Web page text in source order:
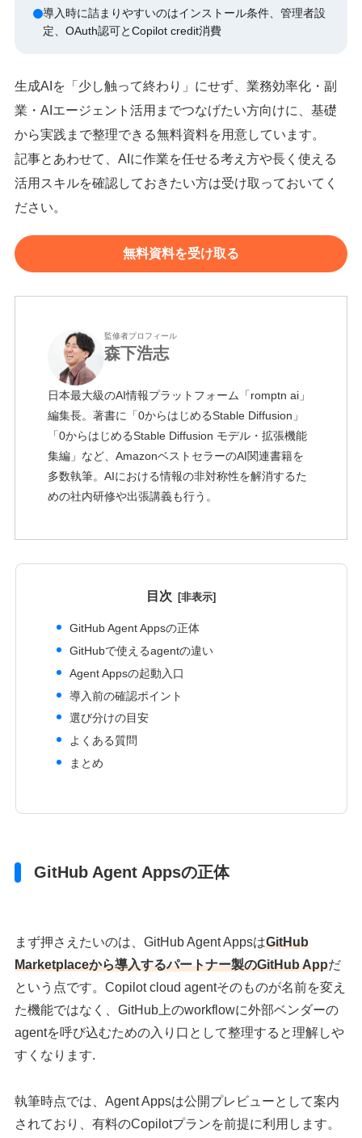
導入時に詰まりやすいのはインストール条件、管理者設
定、OAuth認可とCopilot credit消費
生成AIを「少し触って終わり」にせず、業務効率化・副
業・AIエージェント活用までつなげたい方向けに、基礎
から実践まで整理できる無料資料を用意しています。
記事とあわせて、AIに作業を任せる考え方や長く使える
活用スキルを確認しておきたい方は受け取っておいてく
ださい。
無料資料を受け取る
監修者プロフィール
森下浩志
日本最大級のAI情報プラットフォーム「romptn ai」
編集長。著書に「0からはじめるStable Diffusion」
「0からはじめるStable Diffusion モデル・拡張機能
集編」など、AmazonベストセラーのAI関連書籍を
多数執筆。AIにおける情報の非対称性を解消するた
めの社内研修や出張講義も行う。
目次
GitHub Agent Appsの正体
GitHubで使えるagentの違い
Agent Appsの起動入口
導入前の確認ポイント
選び分けの目安
よくある質問
まとめ
GitHub Agent Appsの正体
まず押さえたいのは、GitHub Agent AppsはGitHub
Marketplaceから導入するパートナー製のGitHub Appだ
という点です。Copilot cloud agentそのものが名前を変え
た機能ではなく、GitHub上のworkflowに外部ベンダーの
agentを呼び込むための入り口として整理すると理解しや
すくなります.
執筆時点では、Agent Appsは公開プレビューとして案内
されており、有料のCopilotプランを前提に利用します。